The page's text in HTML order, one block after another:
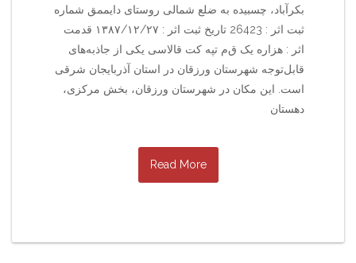
بکرآباد، چسبیده به ضلع شمالی روستای دایممق شماره
ثبت اثر : 26423 تاریخ ثبت اثر : ۱۳۸۷/۱۲/۲۷ قدمت
اثر : هزاره یک ق‌م‌ تپه کت قالاسی یکی از جاذبه‌های
قابل‌توجه شهرستان ورزقان در استان آذربایجان شرقی
است. این مکان در شهرستان ورزقان، بخش مرکزی،
دهستان
Read More